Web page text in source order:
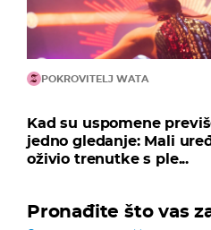
POKROVITELJ WATA
Kad su uspomene
jedno gledanje: Mali
oživio trenutke s ple...
Pronađite što vas